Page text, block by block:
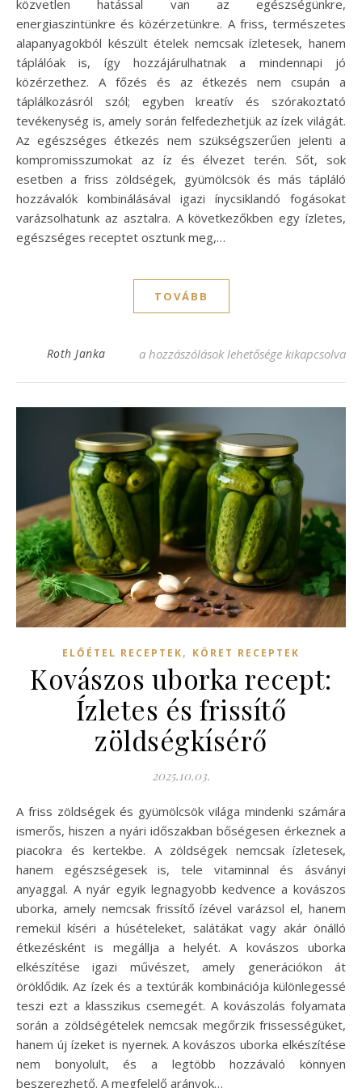
közvetlen hatással van az egészségünkre,
energiaszintünkre és közérzetünkre. A friss, természetes
alapanyagokból készült ételek nemcsak ízletesek, hanem
táplálóak is, így hozzájárulhatnak a mindennapi jó
közérzethez. A főzés és az étkezés nem csupán a
táplálkozásról szól; egyben kreatív és szórakoztató
tevékenység is, amely során felfedezhetjük az ízek világát.
Az egészséges étkezés nem szükségszerűen jelenti a
kompromisszumokat az íz és élvezet terén. Sőt, sok
esetben a friss zöldségek, gyümölcsök és más tápláló
hozzávalók kombinálásával igazi ínycsiklandó fogásokat
varázsolhatunk az asztalra. A következőkben egy ízletes,
egészséges receptet osztunk meg,…
TOVÁBB
Roth Janka Egészséges és ízletes recept minden
a hozzászólások lehetősége kikapcsolva
ELŐÉTEL RECEPTEK, KÖRET RECEPTEK
Kovászos uborka recept:
Ízletes és frissítő
zöldségkísérő
2025.10.03.
A friss zöldségek és gyümölcsök világa mindenki számára
ismerős, hiszen a nyári időszakban bőségesen érkeznek a
piacokra és kertekbe. A zöldségek nemcsak ízletesek,
hanem egészségesek is, tele vitaminnal és ásványi
anyaggal. A nyár egyik legnagyobb kedvence a kovászos
uborka, amely nemcsak frissítő ízével varázsol el, hanem
remekül kíséri a húsételeket, salátákat vagy akár önálló
étkezésként is megállja a helyét. A kovászos uborka
elkészítése igazi művészet, amely generációkon át
öröklődik. Az ízek és a textúrák kombinációja különlegessé
teszi ezt a klasszikus csemegét. A kovászolás folyamata
során a zöldségételek nemcsak megőrzik frissességüket,
hanem új ízeket is nyernek. A kovászos uborka elkészítése
nem bonyolult, és a legtöbb hozzávaló könnyen
beszerezhető. A megfelelő arányok…